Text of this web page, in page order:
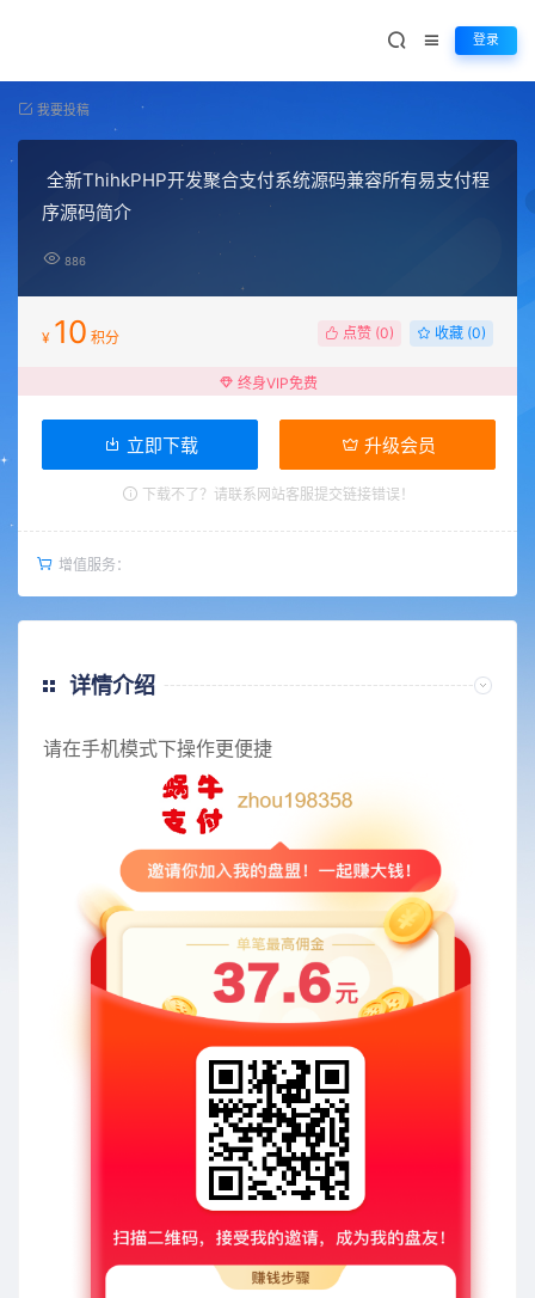
登录
我要投稿
全新ThihkPHP开发聚合支付系统源码兼容所有易支付程
序源码简介
886
¥ 10 积分 点赞 (0) 收藏 (0)
终身VIP免费
立即下载 升级会员
下载不了？请联系网站客服提交链接错误！
增值服务：
详情介绍
请在手机模式下操作更便捷